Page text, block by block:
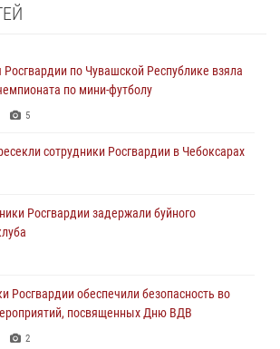
по Чувашской Республике взяла
по мини-футболу
5
сотрудники Росгвардии в Чебоксарах
Росгвардии задержали буйного
Росгвардии обеспечили безопасность во
посвященных Дню ВДВ
2